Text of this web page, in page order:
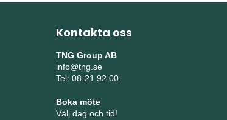
Kontakta oss
TNG Group AB
info@tng.se
Tel: 08-21 92 00
Boka möte
Välj dag och tid!